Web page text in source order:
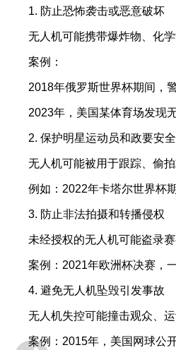
1. 防止恐怖袭击或恶意破坏
无人机可能携带爆炸物、化
案例：
2018年俄罗斯世界杯期间，
2023年，美国某体育场发现
2. 保护明星运动员和政要安全
无人机可能被用于跟踪、偷
例如：2022年卡塔尔世界杯
3. 防止非法拍摄和转播侵权
未经授权的无人机可能盗录
案例：2021年欧洲杯决赛，
4. 避免无人机坠毁引发事故
无人机失控可能撞击观众、
案例：2015年，美国网球公